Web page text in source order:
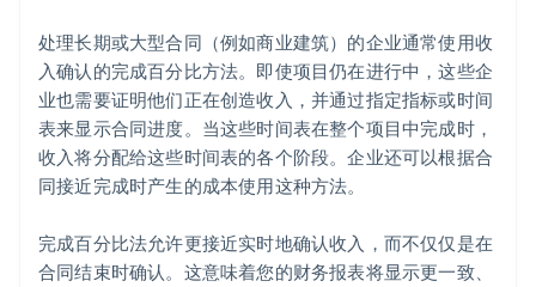
处理长期或大型合同（例如商业建筑）的企业通常使用收
入确认的完成百分比方法。即使项目仍在进行中，这些企
业也需要证明他们正在创造收入，并通过指定指标或时间
表来显示合同进度。当这些时间表在整个项目中完成时，
收入将分配给这些时间表的各个阶段。企业还可以根据合
同接近完成时产生的成本使用这种方法。
完成百分比法允许更接近实时地确认收入，而不仅仅是在
合同结束时确认。这意味着您的财务报表将显示更一致、